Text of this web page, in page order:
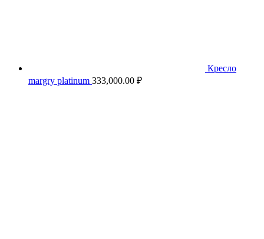
Кресло
margry platinum 333,000.00 ₽